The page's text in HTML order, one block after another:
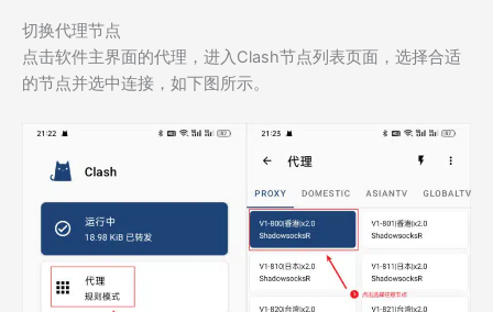
切换代理节点
点击软件主界面的代理，进入Clash节点列表页面，选择合适
的节点并选中连接，如下图所示。